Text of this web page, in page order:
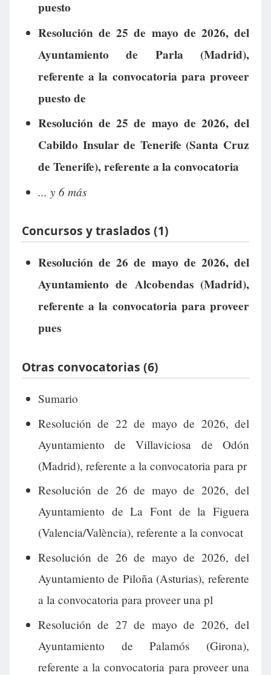
puesto
Resolución de 25 de mayo de 2026, del
Ayuntamiento de Parla (Madrid),
referente a la convocatoria para proveer
puesto de
Resolución de 25 de mayo de 2026, del
Cabildo Insular de Tenerife (Santa Cruz
de Tenerife), referente a la convocatoria
... y 6 más
Concursos y traslados (1)
Resolución de 26 de mayo de 2026, del
Ayuntamiento de Alcobendas (Madrid),
referente a la convocatoria para proveer
pues
Otras convocatorias (6)
Sumario
Resolución de 22 de mayo de 2026, del
Ayuntamiento de Villaviciosa de Odón
(Madrid), referente a la convocatoria para pr
Resolución de 26 de mayo de 2026, del
Ayuntamiento de La Font de la Figuera
(Valencia/València), referente a la convocat
Resolución de 26 de mayo de 2026, del
Ayuntamiento de Piloña (Asturias), referente
a la convocatoria para proveer una pl
Resolución de 27 de mayo de 2026, del
Ayuntamiento de Palamós (Girona),
referente a la convocatoria para proveer una